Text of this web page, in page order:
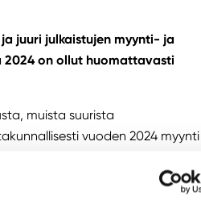
juuri julkaistujen myynti- ja
2024 on ollut huomattavasti
muista suurista
vuoden 2024 myynti
Kaaressa myynnin kehitys